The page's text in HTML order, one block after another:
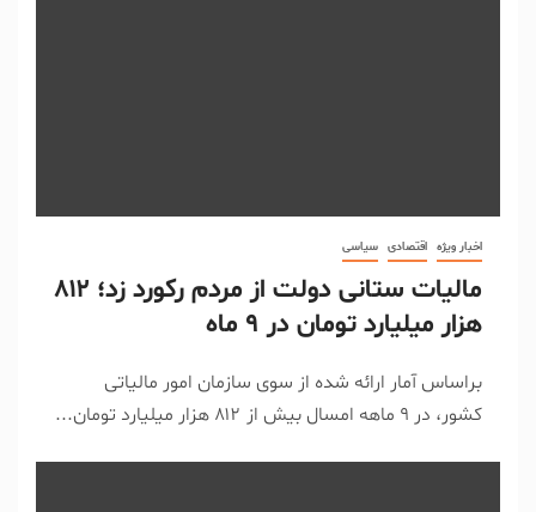
اخبار ویژه اقتصادی سیاسی
مالیات ستانی دولت از مردم رکورد زد؛ ۸۱۲
هزار میلیارد تومان در ۹ ماه
براساس آمار ارائه شده از سوی سازمان امور مالیاتی
کشور، در ۹ ماهه امسال بیش از ۸۱۲ هزار میلیارد تومان...